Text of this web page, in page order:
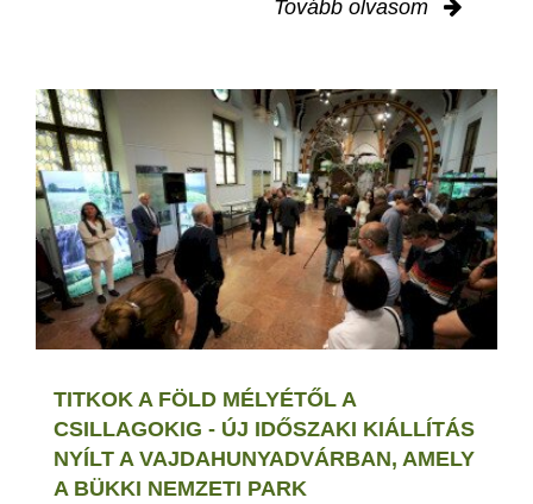
Tovább olvasom
TITKOK A FÖLD MÉLYÉTŐL A
CSILLAGOKIG - ÚJ IDŐSZAKI KIÁLLÍTÁS
NYÍLT A VAJDAHUNYADVÁRBAN, AMELY
A BÜKKI NEMZETI PARK